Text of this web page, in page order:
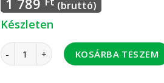
1 789 (bruttó)
Készleten
FERRO W06 zuhanycső 70 cm fém
KOSÁRBA TESZEM